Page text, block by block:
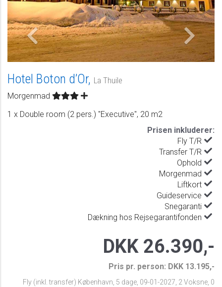
Hotel Boton d’Or, La Thuile
Morgenmad
1 x Double room (2 pers.) "Executive", 20 m2
DKK 26.390,-
Pris pr. person: DKK 13.195,-
Fly (inkl. transfer) København 5 dage 09-01-2027 2 Voksne, 0
Prisen inkluderer:
Fly T/R
Transfer T/R
Ophold
Morgenmad
Liftkort
Guideservice
Snegaranti
Dækning hos Rejsegarantifonden